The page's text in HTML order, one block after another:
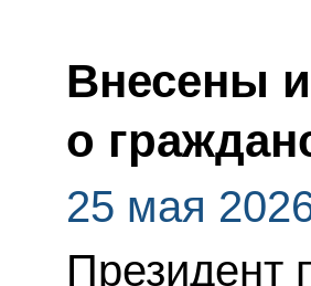
Внесены
о
25 мая
Президент